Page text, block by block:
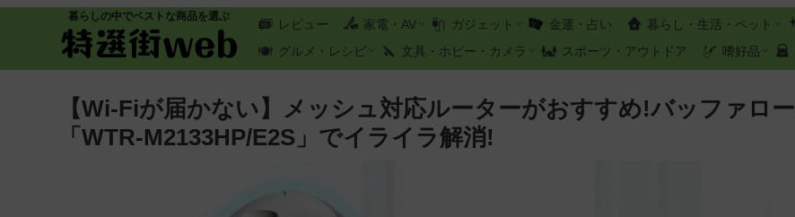
暮らしの中でベストな商品を選ぶ
レビュー 家電・AV ガジェット 金運・占い 暮らし・生活・ペット
グルメ・レシピ
文具・ホビー・カメラ スポーツ・アウトドア 嗜好品
【Wi-Fiが届かない】メッシュ対応ルーターがおすすめ!バッファロー
「WTR-M2133HP/E2S」でイライラ解消!